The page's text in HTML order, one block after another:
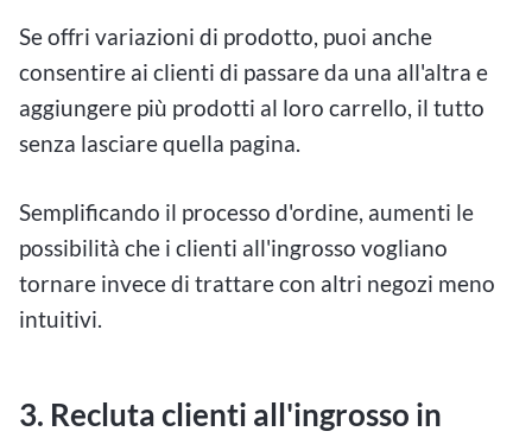
Se offri variazioni di prodotto, puoi anche
consentire ai clienti di passare da una all'altra e
aggiungere più prodotti al loro carrello, il tutto
senza lasciare quella pagina.
Semplificando il processo d'ordine, aumenti le
possibilità che i clienti all'ingrosso vogliano
tornare invece di trattare con altri negozi meno
intuitivi.
3. Recluta clienti all'ingrosso in